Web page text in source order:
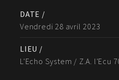
DATE /
Vendredi 28 avril 2023
LIEU /
L'Echo System / Z.A. l'Ecu